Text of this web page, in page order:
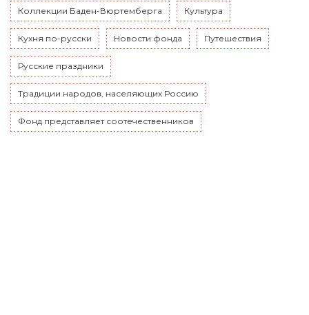
Коллекции Баден-Вюртемберга Культура
Кухня по-русски Новости фонда Путешествия
Русские праздники
Традиции народов, населяющих Россию
Фонд представляет соотечественников